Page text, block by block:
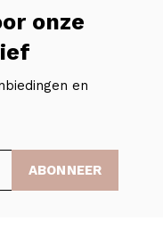
onze
en
ABONNEER